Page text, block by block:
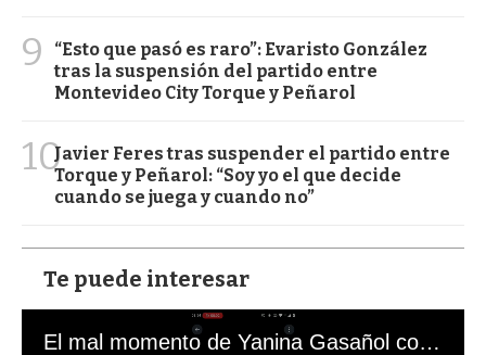
9
“Esto que pasó es raro”: Evaristo González
tras la suspensión del partido entre
Montevideo City Torque y Peñarol
10Javier Feres tras suspender el partido entre
Torque y Peñarol: “Soy yo el que decide
cuando se juega y cuando no”
Te puede interesar
El mal momento de Yanina Gasañol con un hincha argentino en "Subrayado"